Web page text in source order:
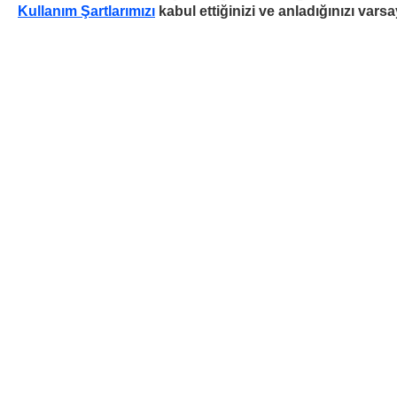
Kullanım Şartlarımızı kabul ettiğinizi ve anladığınızı